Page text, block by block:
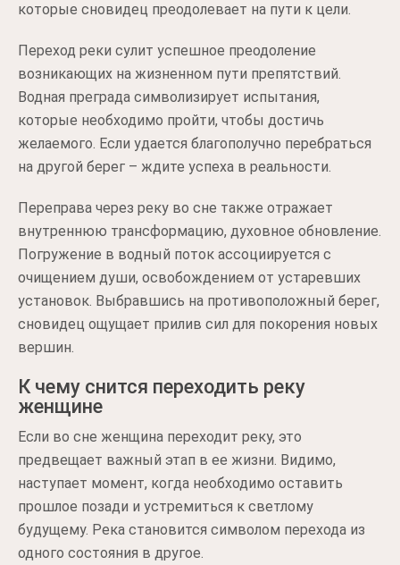
которые сновидец преодолевает на пути к цели.
Переход реки сулит успешное преодоление
возникающих на жизненном пути препятствий.
Водная преграда символизирует испытания,
которые необходимо пройти, чтобы достичь
желаемого. Если удается благополучно перебраться
на другой берег – ждите успеха в реальности.
Переправа через реку во сне также отражает
внутреннюю трансформацию, духовное обновление.
Погружение в водный поток ассоциируется с
очищением души, освобождением от устаревших
установок. Выбравшись на противоположный берег,
сновидец ощущает прилив сил для покорения новых
вершин.
К чему снится переходить реку
женщине
Если во сне женщина переходит реку, это
предвещает важный этап в ее жизни. Видимо,
наступает момент, когда необходимо оставить
прошлое позади и устремиться к светлому
будущему. Река становится символом перехода из
одного состояния в другое.